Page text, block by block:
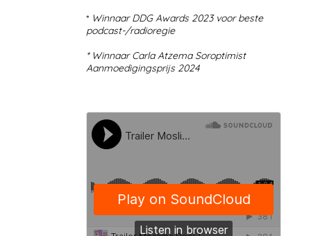
* Winnaar DDG Awards 2023 voor beste
podcast-/radioregie
* Winnaar Carla Atzema Soroptimist
Aanmoedigingsprijs 2024